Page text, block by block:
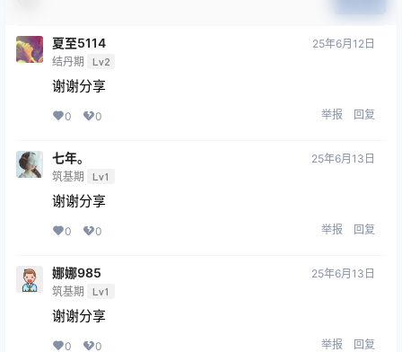
夏至5114
结丹期 Lv2
25年6月12日
谢谢分享
0 0 举报 回复
七年。
筑基期 Lv1
25年6月13日
谢谢分享
0 0 举报 回复
娜娜985
筑基期 Lv1
25年6月13日
谢谢分享
0 0 举报 回复